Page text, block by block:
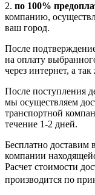
2. по 100%
компанию,
ваш город.
После
на оплату
через интернет, а
После поступления
мы осуществляем
транспортной
течение 1-2 дней.
Бесплатно доставим
компании
Расчет стоимости
производится по